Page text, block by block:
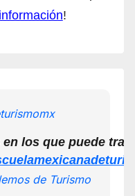
!
en los que puede
de Turismo